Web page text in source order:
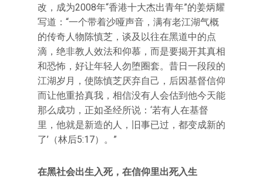
改，成为2008年“香港十大杰出青年”的姜炳耀
写道：“一个带着沙哑声音，满有老江湖气概
的传奇人物陈慎芝，谈及以往在黑道中的点
滴，绝非教人效法和仰慕，而是要揭开其真相
和恐怖，好让年轻人勿堕圈套。昔日一段段的
江湖岁月，使陈慎芝厌弃自己，后因基督信仰
而让他重拾真我，相信没有人会估到他今天能
那么成功，正如圣经所说：‘若有人在基督
里，他就是新造的人，旧事已过，都变成新的
了’（林后5:17）。”
在黑社会出生入死，在信仰里出死入生